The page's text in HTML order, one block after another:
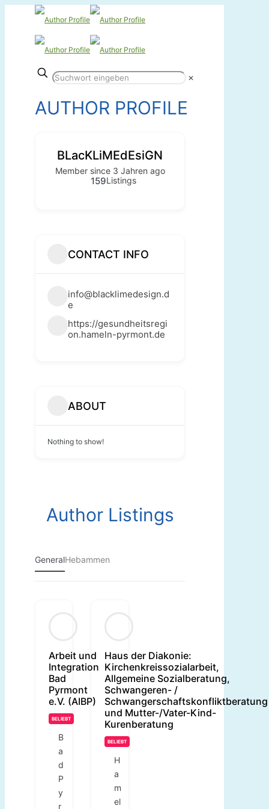
✕
AUTHOR PROFILE
BLacKLiMEdEsiGN
Member since 3 Jahren ago
159Listings
CONTACT INFO
info@blacklimedesign.d
e
https://gesundheitsregi
on.hameln-pyrmont.de
ABOUT
Nothing to show!
Author Listings
GeneralHebammen
Arbeit und
Integration
Bad
Pyrmont
e.V. (AIBP)
BELIEBT
B
a
d
P
y
r
Haus der Diakonie:
Kirchenkreissozialarbeit,
Allgemeine Sozialberatung,
Schwangeren- /
Schwangerschaftskonfliktberatung
und Mutter-/Vater-Kind-
Kurenberatung
BELIEBT
H
a
m
el